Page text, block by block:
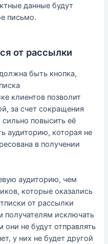
данные будут
письмо.
от рассылки
быть кнопка,
клиентов позволит
за счет сокращения
повысить её
аудиторию, которая не
в получении
аудиторию, чем
которые оказались
от рассылки
получателям исключать
они не будут отправлять
у них не будет другой